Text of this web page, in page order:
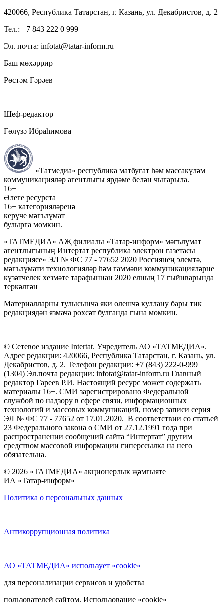
420066, Республика Татарстан, г. Казань, ул. Декабристов, д. 2
Тел.: +7 843 222 0 999
Эл. почта: infotat@tatar-inform.ru
Баш мөхәррир
Рөстәм Гәрәев
Шеф-редактор
Гөлүзә Ибраһимова
«Татмедиа» республика матбугат һәм массакүләм
коммуникацияләр агентлыгы ярдәме белән чыгарыла.
16+
Әлеге ресурста
16+ категорияләренә
керүче мәгълүмат
булырга мөмкин.
«ТАТМЕДИА» АҖ филиалы «Татар-информ» мәгълүмат
агентлыгының Интертат республика электрон газетасы
редакциясе» ЭЛ № ФС 77 - 77652 2020 Россиянең элемтә,
мәгълүмати технологияләр һәм гаммәви коммуникацияләрне
күзәтчелек хезмәте тарафыннан 2020 елның 17 гыйнварында
теркәлгән
Материалларны тулысынча яки өлешчә куллану бары тик
редакциядән язмача рөхсәт булганда гына мөмкин.
© Сетевое издание Intertat. Учредитель АО «ТАТМЕДИА».
Адрес редакции: 420066, Республика Татарстан, г. Казань, ул.
Декабристов, д. 2. Телефон редакции: +7 (843) 222-0-999
(1304) Эл.почта редакции: infotat@tatar-inform.ru Главный
редактор Гареев Р.И. Настоящий ресурс может содержать
материалы 16+. СМИ зарегистрировано Федеральной
службой по надзору в сфере связи, информационных
технологий и массовых коммуникаций, номер записи серия
ЭЛ № ФС 77 - 77652 от 17.01.2020. В соответствии со статьей
23 Федерального закона о СМИ от 27.12.1991 года при
распространении сообщений сайта “Интертат” другим
средством массовой информации гиперссылка на него
обязательна.
© 2026 «ТАТМЕДИА» акционерлык җәмгыяте
ИА «Татар-информ»
Политика о персональных данных
Антикоррупционная политика
АО «ТАТМЕДИА» использует «cookie»
для персонализации сервисов и удобства
пользователей сайтом. Использование «cookie»